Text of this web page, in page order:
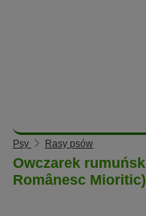
Psy Rasy psów
Owczarek
Românesc Mioritic)